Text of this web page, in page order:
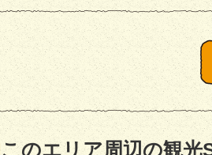
このエリア周辺の観光